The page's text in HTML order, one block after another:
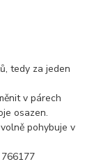
tedy za jeden
v párech
osazen.
pohybuje v